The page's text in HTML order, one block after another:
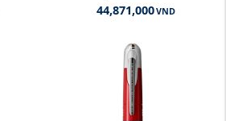
44,871,000VND